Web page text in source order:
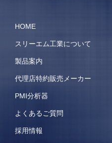
HOME
スリーエム工業について
製品案内
代理店特約販売メーカー
PMI分析器
よくあるご質問
採用情報